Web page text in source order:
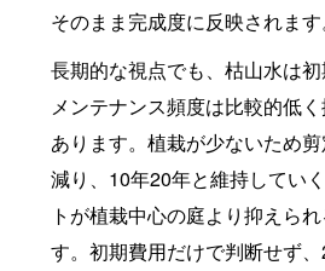
そのまま完成度に反映されます
長期的な視点でも、枯山水は初
メンテナンス頻度は比較的低
あります。植栽が少ないため
減り、10年20年と維持してい
トが植栽中心の庭より抑えら
す。初期費用だけで判断せず